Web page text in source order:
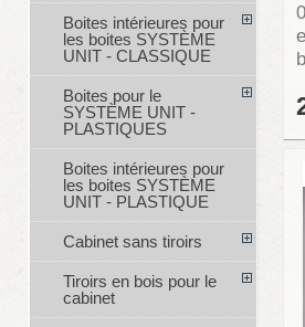
Boites intérieures pour
les boites SYSTÈME
UNIT - CLASSIQUE
Boites pour le
SYSTÈME UNIT -
PLASTIQUES
Boites intérieures pour
les boites SYSTÈME
UNIT - PLASTIQUE
Cabinet sans tiroirs
Tiroirs en bois pour le
cabinet